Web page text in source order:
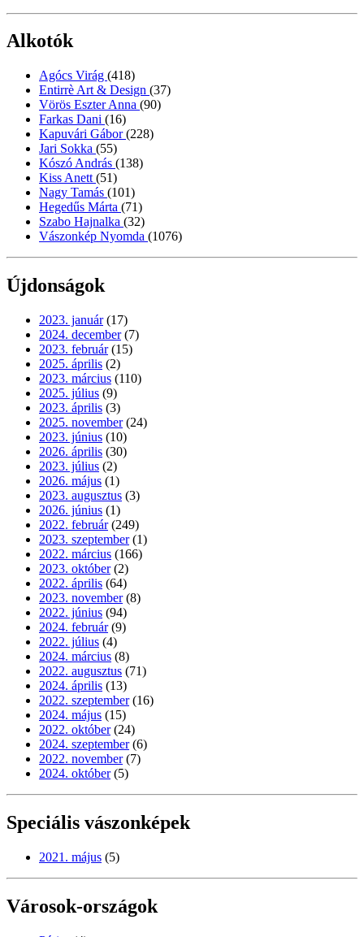
Alkotók
Agócs Virág (418)
Entirrè Art & Design (37)
Vörös Eszter Anna (90)
Farkas Dani (16)
Kapuvári Gábor(228)
Jari Sokka (55)
Kószó András (138)
Kiss Anett (51)
Nagy Tamás (101)
Hegedűs Márta (71)
Szabo Hajnalka (32)
Vászonkép Nyomda (1076)
Újdonságok
2023. január (17)
2024. december (7)
2023. február (15)
2025. április (2)
2023. március (110)
2025. július (9)
2023. április (3)
2025. november (24)
2023. június (10)
2026. április (30)
2023. július (2)
2026. május (1)
2023. augusztus (3)
2026. június (1)
2022. február (249)
2023. szeptember (1)
2022. március (166)
2023. október (2)
2022. április (64)
2023. november (8)
2022. június (94)
2024. február (9)
2022. július (4)
2024. március (8)
2022. augusztus (71)
2024. április (13)
2022. szeptember (16)
2024. május (15)
2022. október (24)
2024. szeptember (6)
2022. november (7)
2024. október (5)
Speciális vászonképek
2021. május (5)
Városok-országok